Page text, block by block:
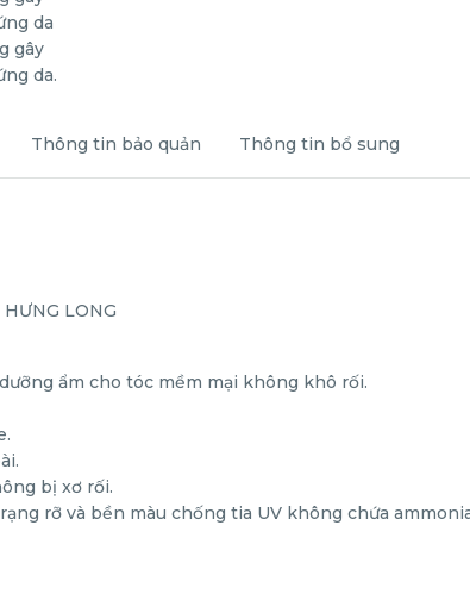
Thông tin bảo quản Thông tin bổ sung
LONG
ẩm cho tóc mềm mại không khô rối.
bị xơ rối.
rỡ và bền màu chống tia UV không chứa